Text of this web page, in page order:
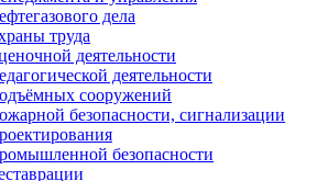
дела
труда
деятельности
деятельности
сооружений
безопасности, сигнализации
безопасности